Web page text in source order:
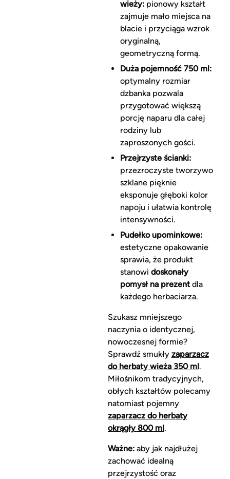
wieży:pionowy kształt
zajmuje mało miejsca na
blacie i przyciąga wzrok
oryginalną,
geometryczną formą.
Duża pojemność 750 ml:
optymalny rozmiar
dzbanka pozwala
przygotować większą
porcję naparu dla całej
rodziny lub
zaproszonych gości.
Przejrzyste ścianki:
przezroczyste tworzywo
szklane pięknie
eksponuje głęboki kolor
napoju i ułatwia kontrolę
intensywności.
Pudełko upominkowe:
estetyczne opakowanie
sprawia, że produkt
stanowi doskonały
pomysł na prezentdla
każdego herbaciarza.
Szukasz mniejszego
naczynia o identycznej,
nowoczesnej formie?
Sprawdź smukły zaparzacz
do herbaty wieża 350 ml.
Miłośnikom tradycyjnych,
obłych kształtów polecamy
natomiast pojemny
zaparzacz do herbaty
okrągły 800 ml.
Ważne:aby jak najdłużej
zachować idealną
przejrzystość oraz